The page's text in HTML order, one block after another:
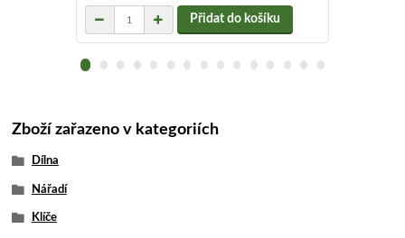
Přidat do košíku
Zboží zařazeno v kategoriích
Dílna
Nářadí
Klíče